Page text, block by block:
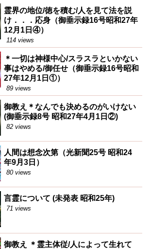
霊界の地位/徳を積む/人を見て法を説
け．．．応身（御垂示録16号昭和27年
12月1日④）
114 views
＊一切は神様中心/スラスラといかない
事はやめる/御任せ（御垂示録16号昭和
27年12月1日①）
89 views
御教え＊なんでも決めるのがいけない
(御垂示録8号 昭和27年4月1日②)
82 views
人間は想念次第（光新聞25号 昭和24
年9月3日）
80 views
言霊について (未発表 昭和25年)
71 views
御教え ＊霊主体従/人によって生れて